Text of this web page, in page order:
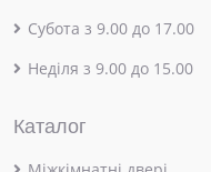
Субота з 9.00 до 17.00
Неділя з 9.00 до 15.00
Каталог